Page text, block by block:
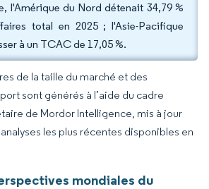
l'Amérique du Nord détenait 34,79 %
total en 2025 ; l'Asie-Pacifique
à un TCAC de 17,05 %.
de la taille du marché et des
sont générés à l’aide du cadre
de Mordor Intelligence, mis à jour
les plus récentes disponibles en
mondiales du